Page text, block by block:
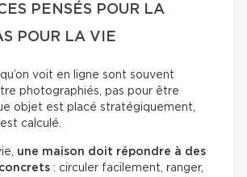
PENSÉS POUR LA
POUR LA VIE
voit en ligne sont souvent
photographiés, pas pour être
objet est placé stratégiquement,
calculé.
une maison doit répondre à des
: circuler facilement, ranger,